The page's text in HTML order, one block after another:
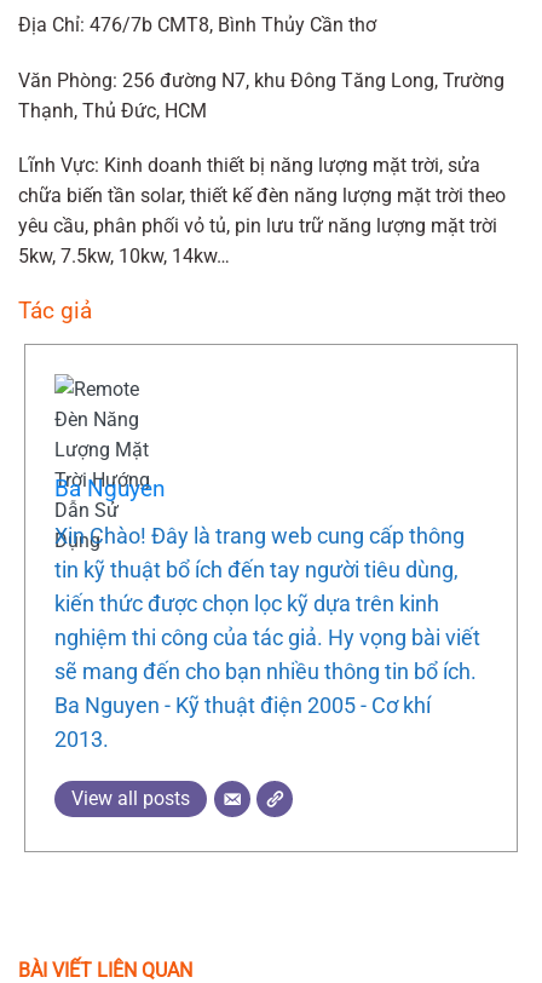
Địa Chỉ: 476/7b CMT8, Bình Thủy Cần thơ
Văn Phòng: 256 đường N7, khu Đông Tăng Long, Trường
Thạnh, Thủ Đức, HCM
Lĩnh Vực: Kinh doanh thiết bị năng lượng mặt trời, sửa
chữa biến tần solar, thiết kế đèn năng lượng mặt trời theo
yêu cầu, phân phối vỏ tủ, pin lưu trữ năng lượng mặt trời
5kw, 7.5kw, 10kw, 14kw…
Tác giả
Ba Nguyen
Xin Chào! Đây là trang web cung cấp thông
tin kỹ thuật bổ ích đến tay người tiêu dùng,
kiến thức được chọn lọc kỹ dựa trên kinh
nghiệm thi công của tác giả. Hy vọng bài viết
sẽ mang đến cho bạn nhiều thông tin bổ ích.
Ba Nguyen - Kỹ thuật điện 2005 - Cơ khí
2013.
View all posts
BÀI VIẾT LIÊN QUAN